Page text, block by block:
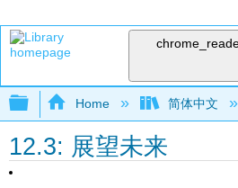
Expand/collapse
Home 简体中文
12.3: 展望未来